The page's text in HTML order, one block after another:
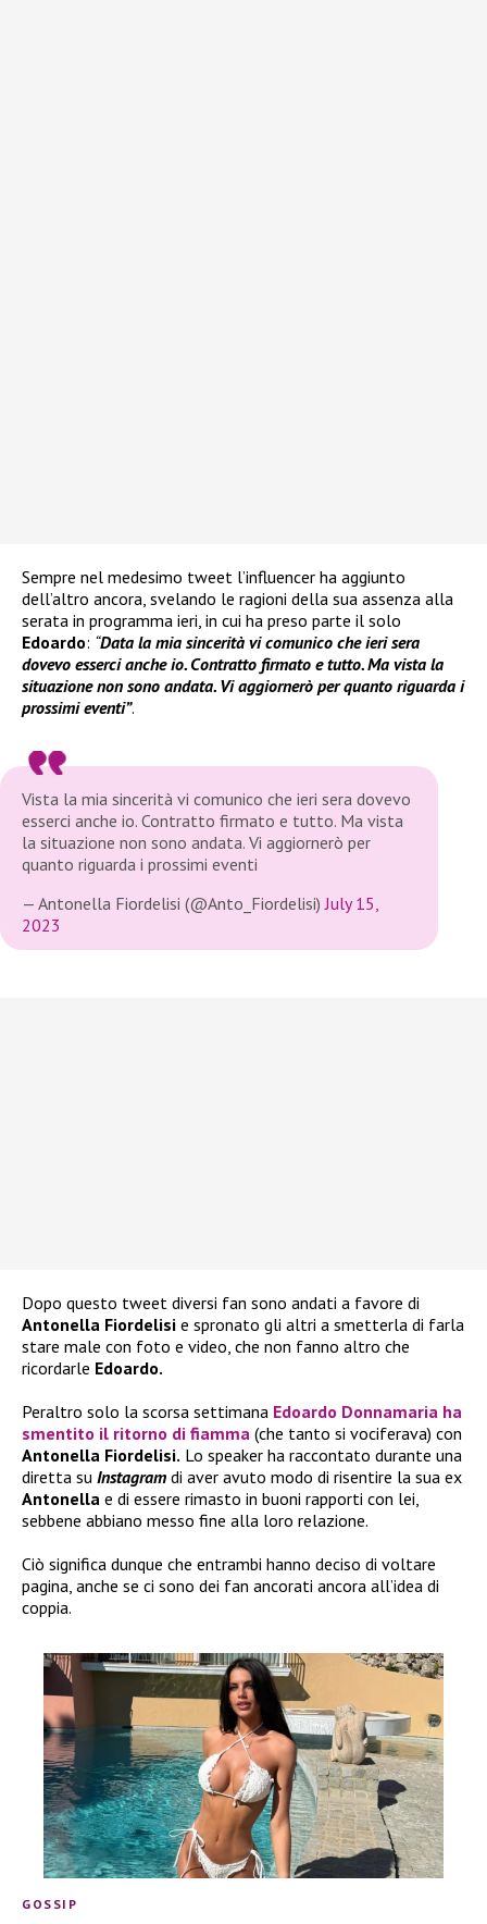
Sempre nel medesimo tweet l’influencer ha aggiunto
dell’altro ancora, svelando le ragioni della sua assenza alla
serata in programma ieri, in cui ha preso parte il solo
Edoardo: “Data la mia sincerità vi comunico che ieri sera
dovevo esserci anche io. Contratto firmato e tutto. Ma vista la
situazione non sono andata. Vi aggiornerò per quanto riguarda i
prossimi eventi”.
Vista la mia sincerità vi comunico che ieri sera dovevo
esserci anche io. Contratto firmato e tutto. Ma vista
la situazione non sono andata. Vi aggiornerò per
quanto riguarda i prossimi eventi
— Antonella Fiordelisi (@Anto_Fiordelisi)July 15,
2023
Dopo questo tweet diversi fan sono andati a favore di
Antonella Fiordelisi e spronato gli altri a smetterla di farla
stare male con foto e video, che non fanno altro che
ricordarle Edoardo.
Peraltro solo la scorsa settimana Edoardo Donnamaria ha
smentito il ritorno di fiamma (che tanto si vociferava) con
Antonella Fiordelisi. Lo speaker ha raccontato durante una
diretta su Instagram di aver avuto modo di risentire la sua ex
Antonella e di essere rimasto in buoni rapporti con lei,
sebbene abbiano messo fine alla loro relazione.
Ciò significa dunque che entrambi hanno deciso di voltare
pagina, anche se ci sono dei fan ancorati ancora all’idea di
coppia.
GOSSIP